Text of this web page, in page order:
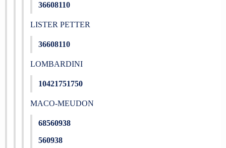
36608110
LISTER PETTER
36608110
LOMBARDINI
10421751750
MACO-MEUDON
68560938
560938